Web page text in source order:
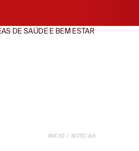
DE SAÚDE E BEM ESTAR
INÍCIO NOTÍCIAS